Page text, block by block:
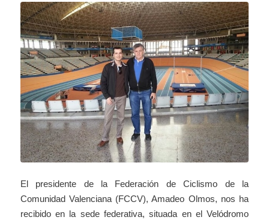
El presidente de la Federación de Ciclismo de la
Comunidad Valenciana (FCCV), Amadeo Olmos, nos ha
recibido en la sede federativa, situada en el Velódromo